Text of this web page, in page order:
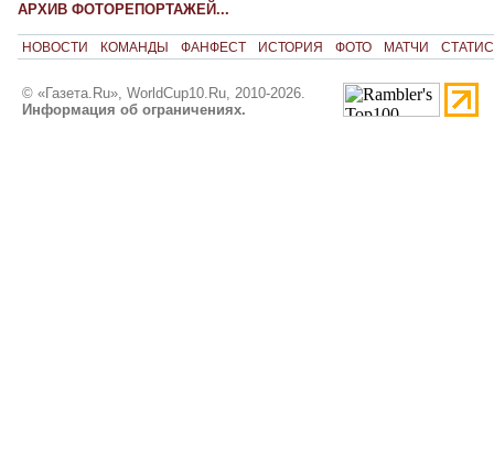
АРХИВ ФОТОРЕПОРТАЖЕЙ...
НОВОСТИ КОМАНДЫ ФАНФЕСТ ИСТОРИЯ ФОТО МАТЧИ
© «Газета.Ru», WorldCup10.Ru, 2010-2026.
Информация об ограничениях.